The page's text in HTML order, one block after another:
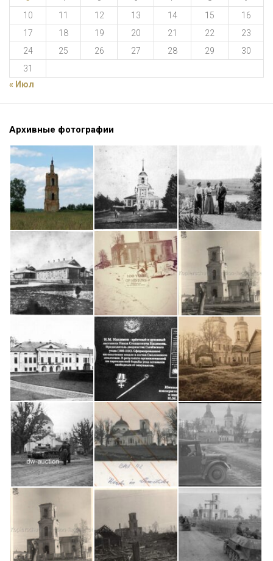
10
11 12 13 14 15
16
17
18 19 20 21 22
23
24
25 26 27 28 29
30
31
« Июл
Архивные фотографии